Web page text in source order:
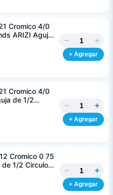
Cromico 4/0
ARIZI Aguja
26 mm
− +
+ Agregar
Cromico 4/0
de 1/2
mm
− +
+ Agregar
Cromico 0 75
1/2 Circulo
− +
+ Agregar